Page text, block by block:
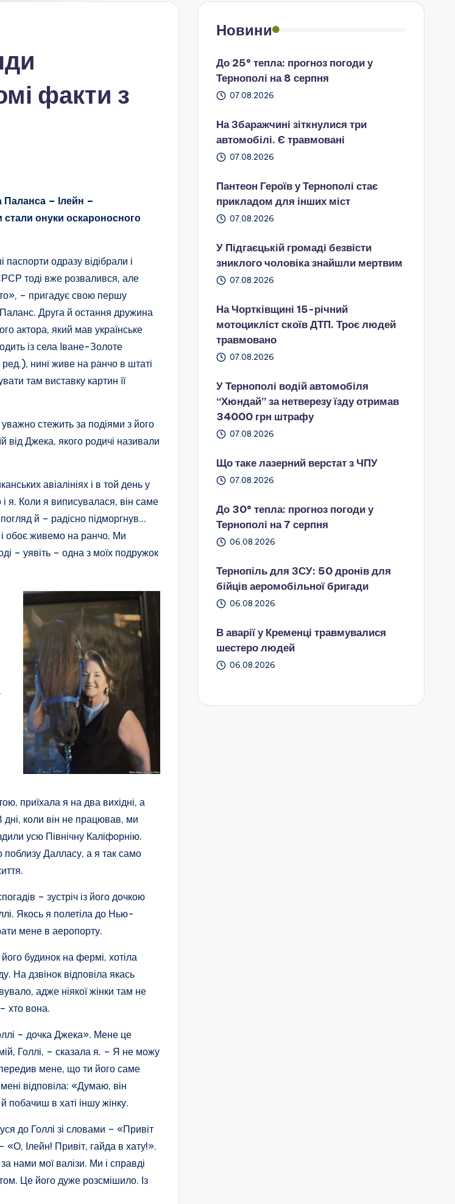
факти з
Паланса – Ілейн –
стали онуки оскароносного
паспорти одразу відібрали і
СРСР тоді вже розвалився, але
– пригадує свою першу
Паланс. Друга й остання дружина
актора, який мав українське
із села Іване-Золоте
ред.), нині живе на ранчо в штаті
там виставку картин її
стежить за подіями з його
від Джека, якого родичі називали
авіалініях і в той день у
я. Коли я виписувалася, він саме
й – радісно підморгнув…
обоє живемо на ранчо. Ми
– уявіть – одна з моїх подружок
приїхала я на два вихідні, а
дні, коли він не працював, ми
усю Північну Каліфорнію.
поблизу Далласу, а я так само
– зустріч із його дочкою
Якось я полетіла до Нью-
мене в аеропорту.
будинок на фермі, хотіла
На дзвінок відповіла якась
адже ніякої жінки там не
хто вона.
– дочка Джека». Мене це
Голлі, – сказала я. – Я не можу
мене, що ти його саме
відповіла: «Думаю, він
побачиш в хаті іншу жінку.
до Голлі зі словами – «Привіт
«О, Ілейн! Привіт, гайда в хату!».
нами мої валізи. Ми і справді
Це його дуже розсмішило. Із
Новини
До 25° тепла: прогноз погоди у
Тернополі на 8 серпня
07.08.2026
На Збаражчині зіткнулися три
автомобілі. Є травмовані
07.08.2026
Пантеон Героїв у Тернополі стає
прикладом для інших міст
07.08.2026
У Підгаєцькій громаді безвісти
зниклого чоловіка знайшли мертвим
07.08.2026
На Чортківщині 15-річний
мотоцикліст скоїв ДТП. Троє людей
травмовано
07.08.2026
У Тернополі водій автомобіля
“Хюндай” за нетверезу їзду отримав
34000 грн штрафу
07.08.2026
Що таке лазерний верстат з ЧПУ
07.08.2026
До 30° тепла: прогноз погоди у
Тернополі на 7 серпня
06.08.2026
Тернопіль для ЗСУ: 50 дронів для
бійців аеромобільної бригади
06.08.2026
В аварії у Кременці травмувалися
шестеро людей
06.08.2026